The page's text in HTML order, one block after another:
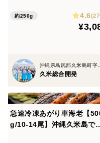
ンド車海老」を是非、
のこの季節に”沖縄久米
賞味下さい！！
m】【真空パック】【お刺
可】【熨斗可※名入れ不可
約250g 4.6
久米総合開発
急速冷凍あがり車海老【
g/10-14尾】沖縄久米島で